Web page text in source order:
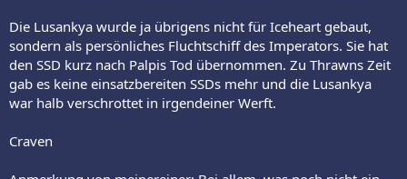
Die Lusankya wurde ja übrigens nicht für Iceheart gebaut,
sondern als persönliches Fluchtschiff des Imperators. Sie hat
den SSD kurz nach Palpis Tod übernommen. Zu Thrawns Zeit
gab es keine einsatzbereiten SSDs mehr und die Lusankya
war halb verschrottet in irgendeiner Werft.
Craven